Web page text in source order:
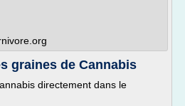
graines de Cannabis
directement dans le